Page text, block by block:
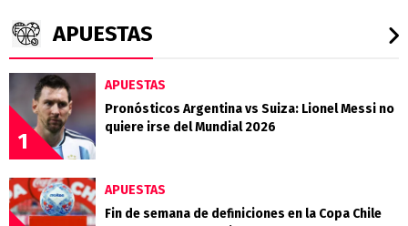
APUESTAS
1
APUESTAS
Pronósticos Argentina vs Suiza: Lionel Messi no
quiere irse del Mundial 2026
APUESTAS
Fin de semana de definiciones en la Copa Chile